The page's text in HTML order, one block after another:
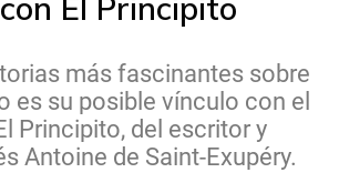
más fascinantes sobre
es su posible vínculo con el
Principito, del escritor y
Antoine de Saint-Exupéry.